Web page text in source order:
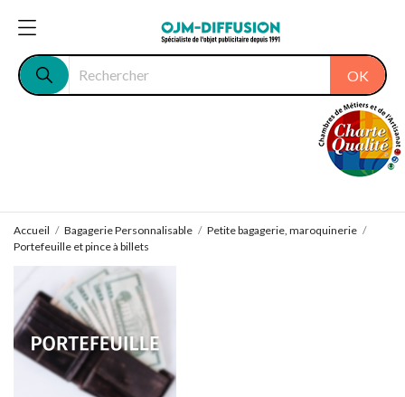
OK
Accueil Bagagerie Personnalisable
Petite bagagerie, maroquinerie
Portefeuille et pince à billets